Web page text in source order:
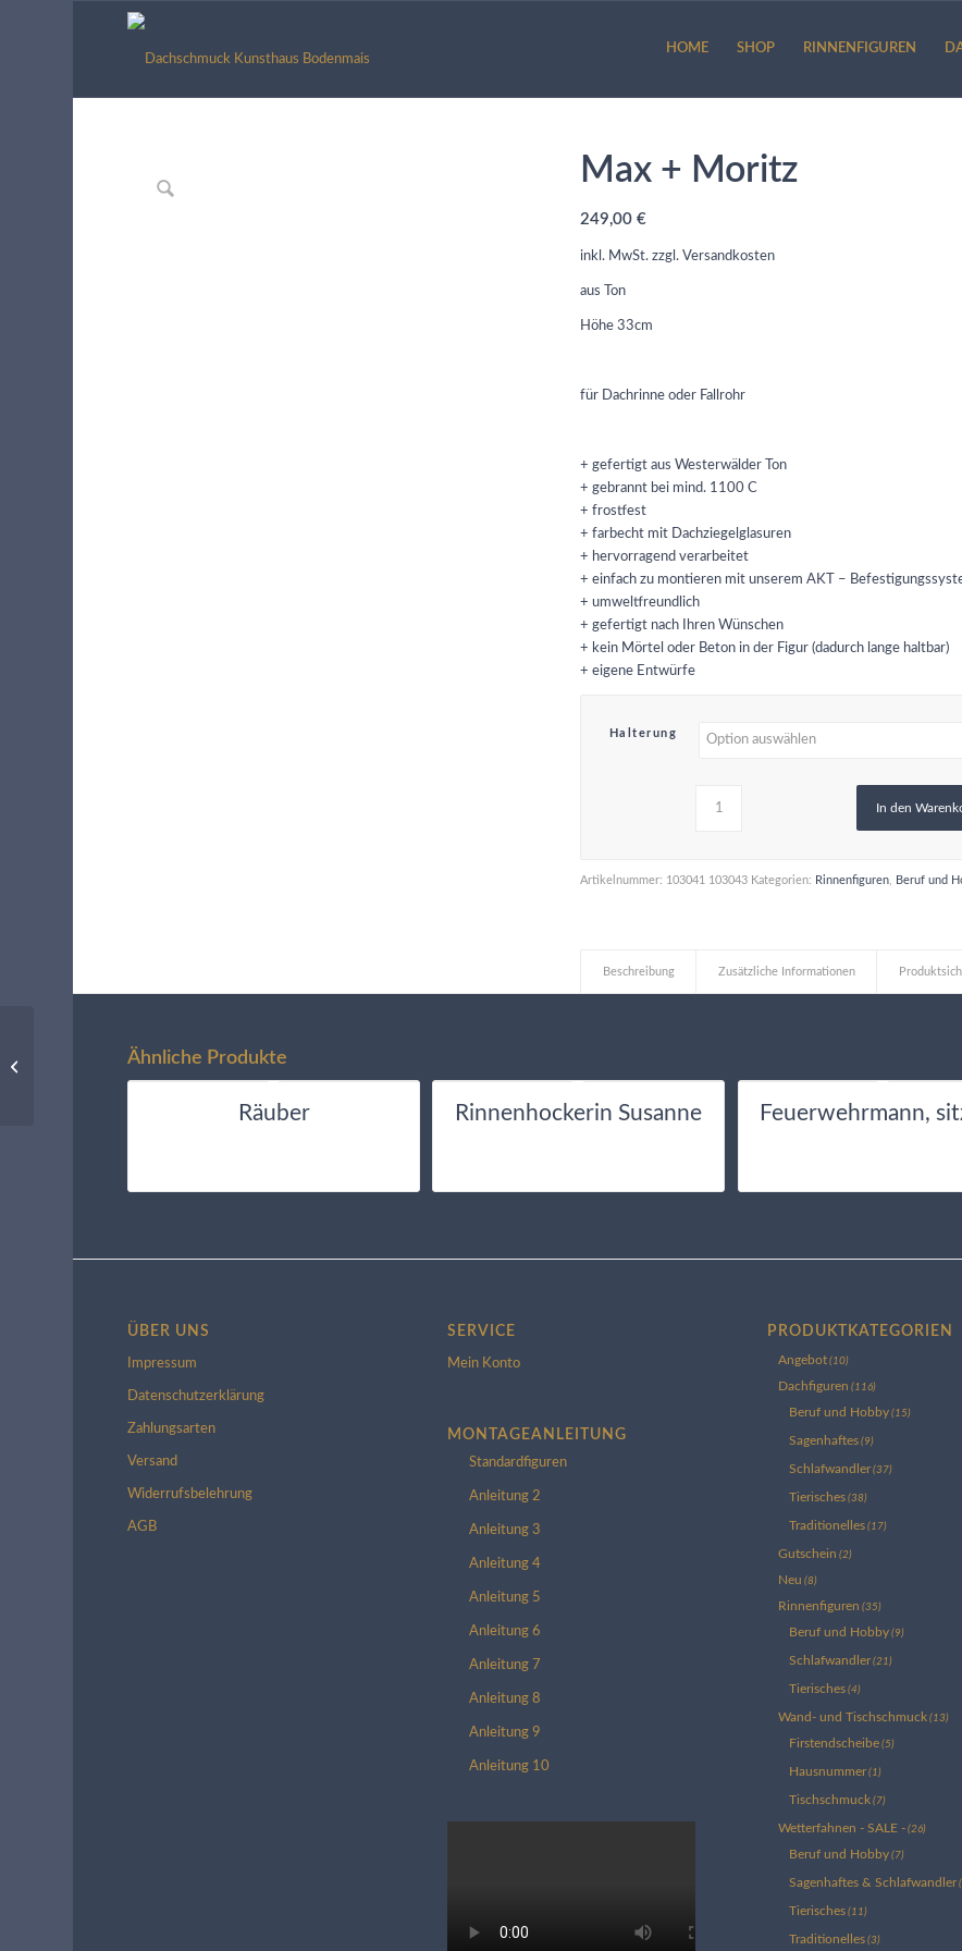
HOME SHOP RINNENFIGUREN
Max + Moritz
249,00€
inkl. MwSt. zzgl.Versandkosten
aus Ton
Höhe 33cm
für Dachrinne oder Fallrohr
+ gefertigt aus Westerwälder Ton
+ gebrannt bei mind. 1100 C
+ frostfest
+ farbecht mit Dachziegelglasuren
+ hervorragend verarbeitet
+ einfach zu montieren mit unserem AKT –
+ umweltfreundlich
+ gefertigt nach Ihren Wünschen
+ kein Mörtel oder Beton in der Figur (dadurch lange haltbar)
+ eigene Entwürfe
Halterung
In den
Artikelnummer: 103041 103043 Kategorien: Rinnenfiguren, Beruf und
Beschreibung Zusätzliche Informationen
Ähnliche Produkte
Räuber Rinnenhockerin Susanne Feuerwehrmann,
ÜBER UNS
Impressum
Datenschutzerklärung
Zahlungsarten
Versand
Widerrufsbelehrung
AGB
SERVICE
Mein Konto
MONTAGEANLEITUNG
Standardfiguren
Anleitung 2
Anleitung 3
Anleitung 4
Anleitung 5
Anleitung 6
Anleitung 7
Anleitung 8
Anleitung 9
Anleitung 10
PRODUKTKATEGORIEN
Angebot (10)
Dachfiguren (116)
Beruf und Hobby (15)
Sagenhaftes (9)
Schlafwandler (37)
Tierisches (38)
Traditionelles (17)
Gutschein (2)
Neu (8)
Rinnenfiguren (35)
Beruf und Hobby (9)
Schlafwandler (21)
Tierisches (4)
Wand- und Tischschmuck (13)
Firstendscheibe (5)
Hausnummer (1)
Tischschmuck (7)
Wetterfahnen - SALE - (26)
Beruf und Hobby (7)
Sagenhaftes & Schlafwandler
Tierisches (11)
Traditionelles (3)